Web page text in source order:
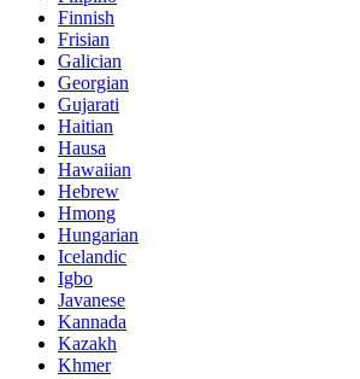
Finnish
Frisian
Galician
Georgian
Gujarati
Haitian
Hausa
Hawaiian
Hebrew
Hmong
Hungarian
Icelandic
Igbo
Javanese
Kannada
Kazakh
Khmer